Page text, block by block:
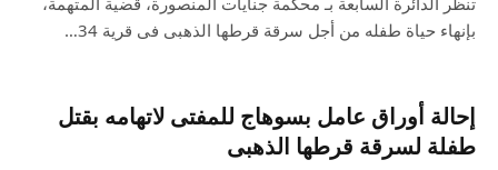
بإنهاء حياة طفله من أجل سرقة قرطها الذهبى فى قرية 34…
إحالة أوراق عامل بسوهاج للمفتى لاتهامه بقتل
طفلة لسرقة قرطها الذهبى